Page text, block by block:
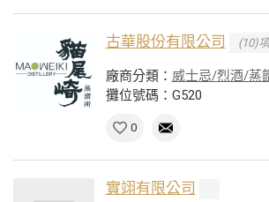
古華股份有限公司 (10)
廠商分類： 威士忌/烈酒/蒸
攤位號碼：G520
0
實翊有限公司